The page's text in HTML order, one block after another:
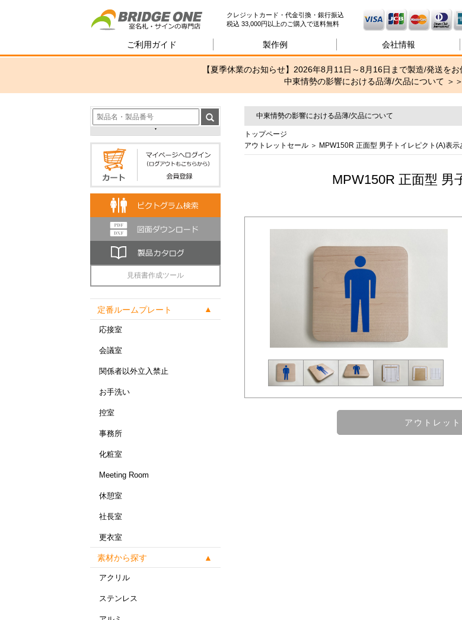
室名札・サインの専門
クレジットカード・代金引換・銀行振込
税込 33,000円以上のご購入で送料無料
ご利用ガイド 製作例 会社情報
【夏季休業のお知らせ】2026年8月11日～8月16日まで製造/発送を
中東情勢の影響における品薄/欠品について ＞＞
見積書作成ツール
定番ルームプレート
応接室
会議室
関係者以外立入禁止
お手洗い
控室
事務所
化粧室
Meeting Room
休憩室
社長室
更衣室
素材から探す
アクリル
ステンレス
中東情勢の影響における品薄/欠品について
トップページ
アウトレットセール ＞ MPW150R 正面型 男子トイレピクト(A)表示
MPW150R 正面型 男
アウトレッ